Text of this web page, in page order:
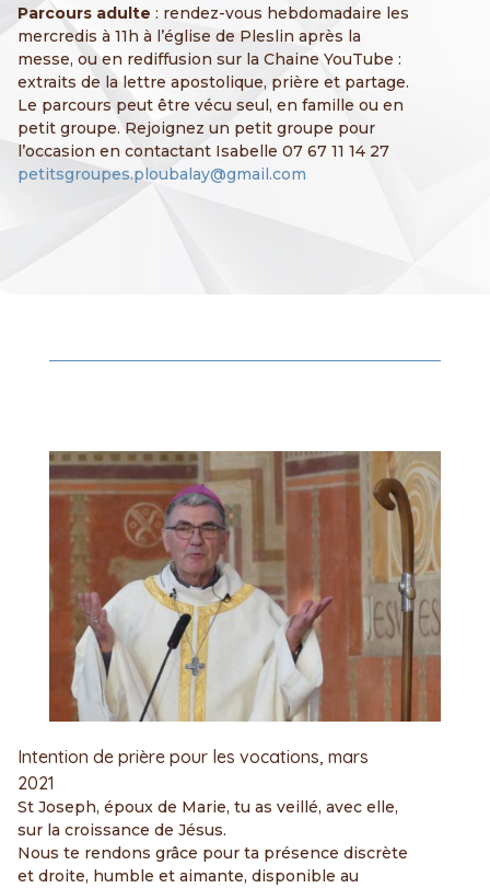
Parcours adulte : rendez-vous hebdomadaire les
mercredis à 11h à l’église de Pleslin après la
messe, ou en rediffusion sur la Chaine YouTube :
extraits de la lettre apostolique, prière et partage.
Le parcours peut être vécu seul, en famille ou en
petit groupe. Rejoignez un petit groupe pour
l’occasion en contactant Isabelle 07 67 11 14 27
petitsgroupes.ploubalay@gmail.com
Intention de prière pour les vocations, mars
2021
St Joseph, époux de Marie, tu as veillé, avec elle,
sur la croissance de Jésus.
Nous te rendons grâce pour ta présence discrète
et droite, humble et aimante, disponible au